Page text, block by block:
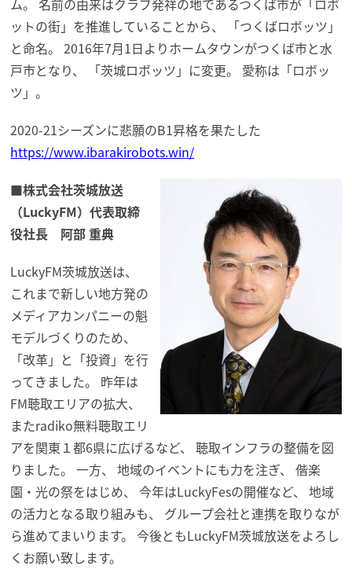
ム。 名前の由来はクラブ発祥の地であるつくば市が「ロボ
ットの街」 を推進していることから、 「つくばロボッツ」
と命名。 2016年7月1日よりホームタウンがつくば市と水
戸市となり、 「茨城ロボッツ 」に変更。 愛称は「ロボッ
ツ 」。
2020-21シーズンに悲願のB1昇格を果たした
https://www.ibarakirobots.win/
■株式会社茨城放送
（LuckyFM）代表取締
役社長 阿部 重典
LuckyFM茨城放送は、
これまで新しい地方発の
メディアカンパニーの魁
モデルづくりのため、
「改革」と「投資」を行
ってきました。 昨年は
FM聴取エリアの拡大、
またradiko無料聴取エリ
アを関東１都6県に広げるなど、 聴取インフラの整備を図
りました。 一方、 地域のイベントにも力を注ぎ、 偕楽
園・光の祭をはじめ、 今年はLuckyFesの開催など、 地域
の活力となる取り組みも、 グループ会社と連携を取りなが
ら進めてまいります。 今後ともLuckyFM茨城放送をよろし
くお願い致します。